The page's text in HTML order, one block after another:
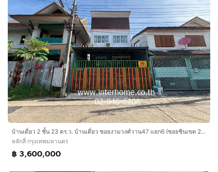
บ้านเดี่ยว 2 ชั้น 23 ตร.ว. บ้านเดี่ยว ซอยงามวงศ์วาน47 แยก6 (ซอยชินเขต 2-6 ) ถนนพหลโยธิน ถนนงามวงศ์วาน เขตหลักสี่ กรุงเทพมหานคร
หลักสี่ กรุงเทพมหานคร
฿ 3,600,000